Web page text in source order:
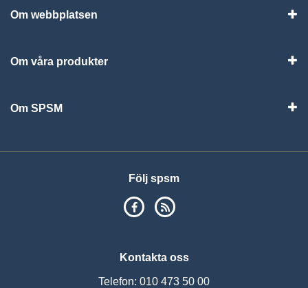
Om webbplatsen
Om våra produkter
Om SPSM
Följ spsm
SPSM på Facebook
Kontakta oss
Telefon: 010 473 50 00